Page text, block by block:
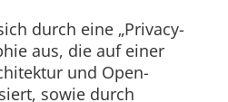
durch eine „Privacy-
aus, die auf einer
und Open-
sowie durch